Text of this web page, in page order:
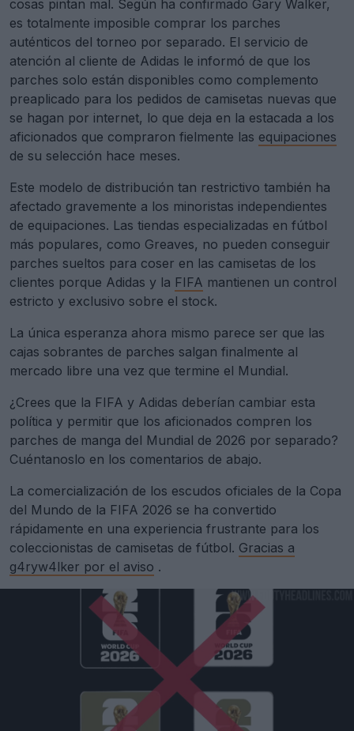
cosas pintan mal. Según ha confirmado Gary Walker,
es totalmente imposible comprar los parches
auténticos del torneo por separado. El servicio de
atención al cliente de Adidas le informó de que los
parches solo están disponibles como complemento
preaplicado para los pedidos de camisetas nuevas que
se hagan por internet, lo que deja en la estacada a los
aficionados que compraron fielmente las equipaciones
de su selección hace meses.
Este modelo de distribución tan restrictivo también ha
afectado gravemente a los minoristas independientes
de equipaciones. Las tiendas especializadas en fútbol
más populares, como Greaves, no pueden conseguir
parches sueltos para coser en las camisetas de los
clientes porque Adidas y la FIFA mantienen un control
estricto y exclusivo sobre el stock.
La única esperanza ahora mismo parece ser que las
cajas sobrantes de parches salgan finalmente al
mercado libre una vez que termine el Mundial.
¿Crees que la FIFA y Adidas deberían cambiar esta
política y permitir que los aficionados compren los
parches de manga del Mundial de 2026 por separado?
Cuéntanoslo en los comentarios de abajo.
La comercialización de los escudos oficiales de la Copa
del Mundo de la FIFA 2026 se ha convertido
rápidamente en una experiencia frustrante para los
coleccionistas de camisetas de fútbol. Gracias a
g4ryw4lker por el aviso .